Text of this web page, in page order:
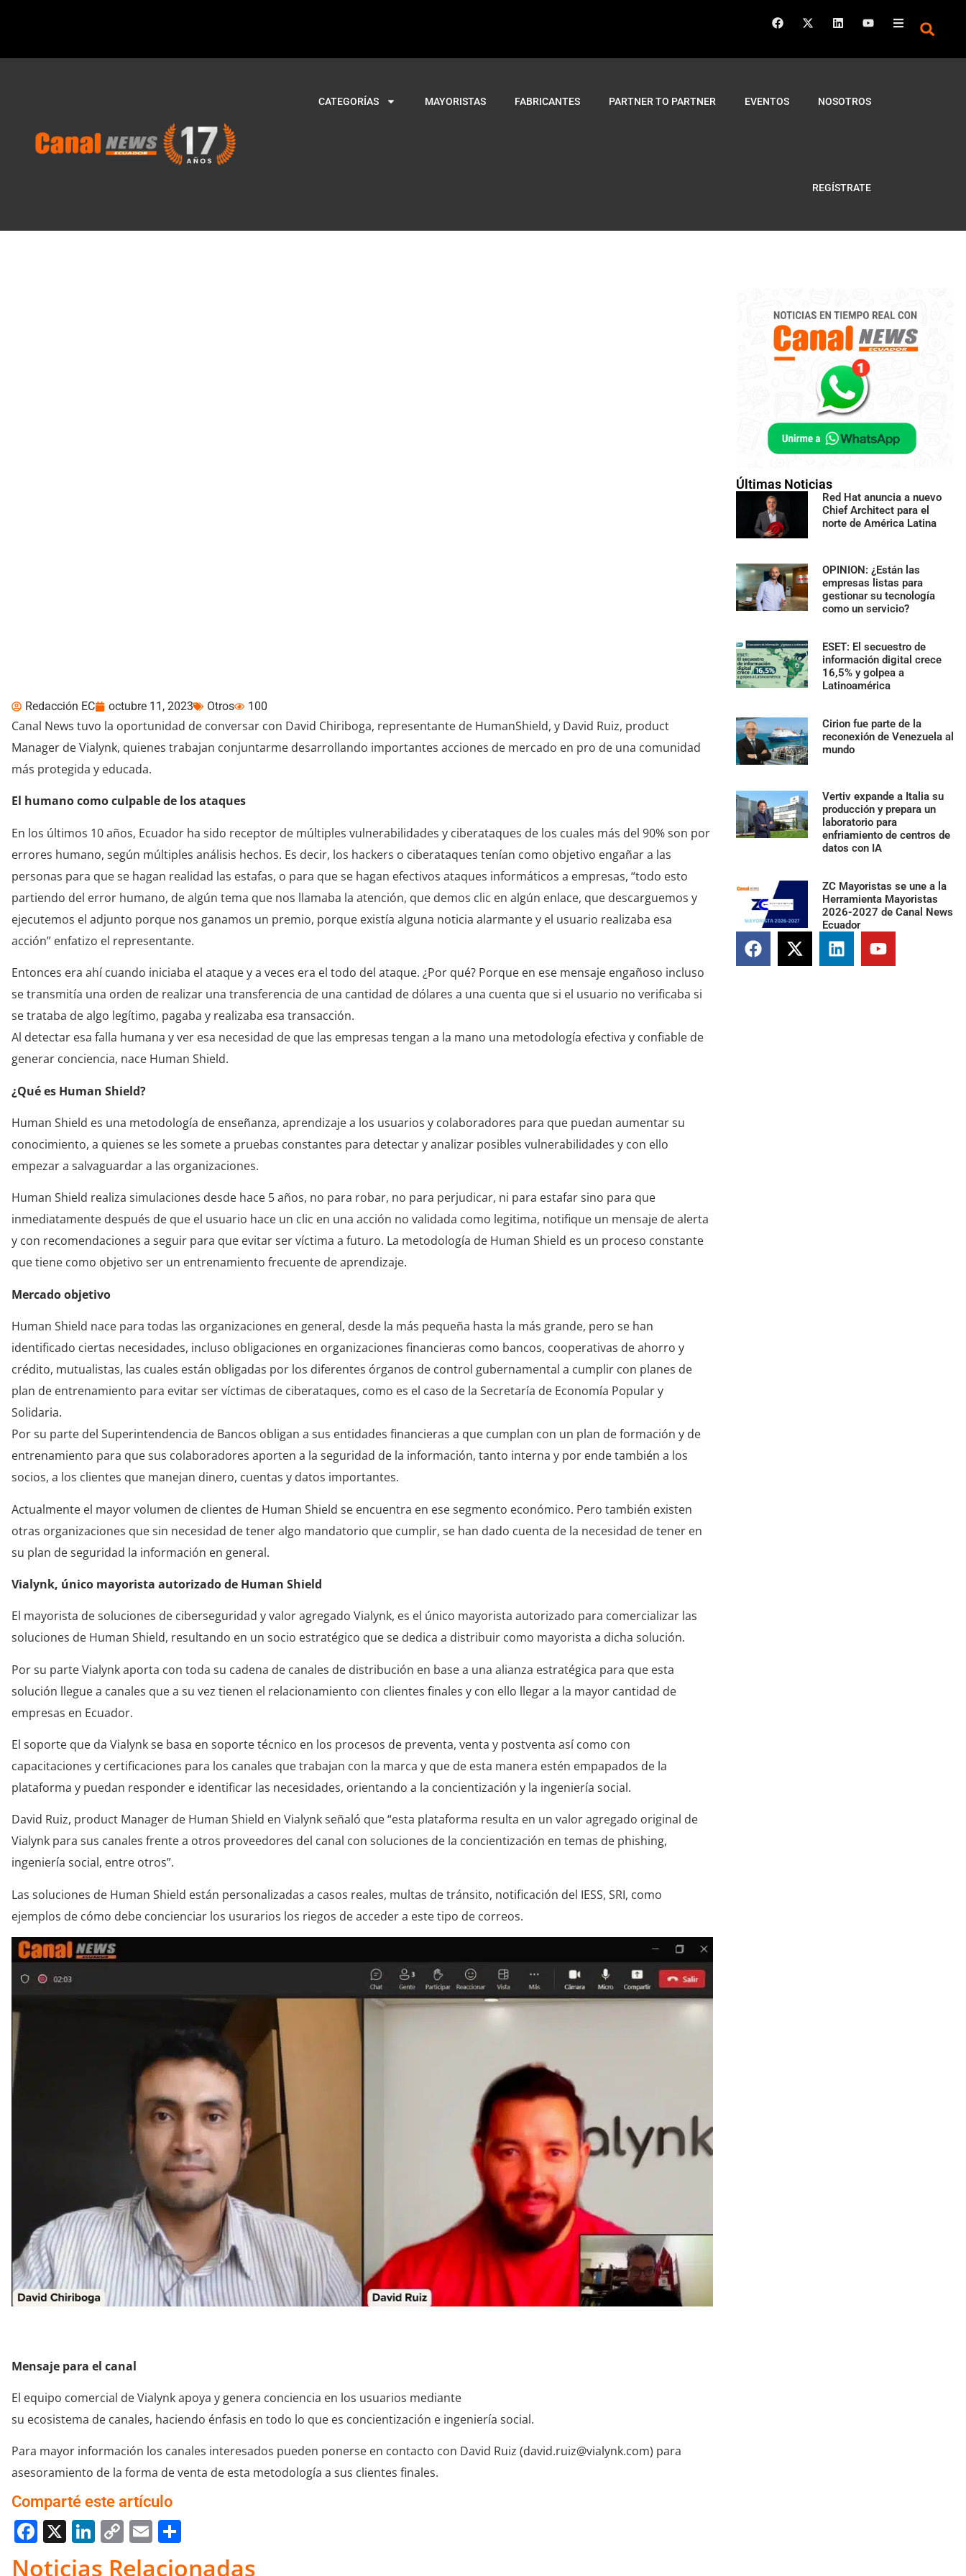
CATEGORÍAS MAYORISTAS FABRICANTES PARTNER TO PARTNER EVENTOS NOSOTROS
REGÍSTRATE
Últimas Noticias
Red Hat anuncia a nuevo
Chief Architect para el
norte de América Latina
OPINION: ¿Están las
empresas listas para
gestionar su tecnología
como un servicio?
ESET: El secuestro de
información digital crece
16,5% y golpea a
Latinoamérica
Cirion fue parte de la
reconexión de Venezuela al
mundo
Vertiv expande a Italia su
producción y prepara un
laboratorio para
enfriamiento de centros de
datos con IA
ZC Mayoristas se une a la
Herramienta Mayoristas
2026-2027 de Canal News
Ecuador
Redacción EC octubre 11, 2023 Otros 100
Canal News tuvo la oportunidad de conversar con David Chiriboga, representante de HumanShield, y David Ruiz, product
Manager de Vialynk, quienes trabajan conjuntarme desarrollando importantes acciones de mercado en pro de una comunidad
más protegida y educada.
El humano como culpable de los ataques
En los últimos 10 años, Ecuador ha sido receptor de múltiples vulnerabilidades y ciberataques de los cuales más del 90% son por
errores humano, según múltiples análisis hechos. Es decir, los hackers o ciberataques tenían como objetivo engañar a las
personas para que se hagan realidad las estafas, o para que se hagan efectivos ataques informáticos a empresas, “todo esto
partiendo del error humano, de algún tema que nos llamaba la atención, que demos clic en algún enlace, que descarguemos y
ejecutemos el adjunto porque nos ganamos un premio, porque existía alguna noticia alarmante y el usuario realizaba esa
acción” enfatizo el representante.
Entonces era ahí cuando iniciaba el ataque y a veces era el todo del ataque. ¿Por qué? Porque en ese mensaje engañoso incluso
se transmitía una orden de realizar una transferencia de una cantidad de dólares a una cuenta que si el usuario no verificaba si
se trataba de algo legítimo, pagaba y realizaba esa transacción.
Al detectar esa falla humana y ver esa necesidad de que las empresas tengan a la mano una metodología efectiva y confiable de
generar conciencia, nace Human Shield.
¿Qué es Human Shield?
Human Shield es una metodología de enseñanza, aprendizaje a los usuarios y colaboradores para que puedan aumentar su
conocimiento, a quienes se les somete a pruebas constantes para detectar y analizar posibles vulnerabilidades y con ello
empezar a salvaguardar a las organizaciones.
Human Shield realiza simulaciones desde hace 5 años, no para robar, no para perjudicar, ni para estafar sino para que
inmediatamente después de que el usuario hace un clic en una acción no validada como legitima, notifique un mensaje de alerta
y con recomendaciones a seguir para que evitar ser víctima a futuro. La metodología de Human Shield es un proceso constante
que tiene como objetivo ser un entrenamiento frecuente de aprendizaje.
Mercado objetivo
Human Shield nace para todas las organizaciones en general, desde la más pequeña hasta la más grande, pero se han
identificado ciertas necesidades, incluso obligaciones en organizaciones financieras como bancos, cooperativas de ahorro y
crédito, mutualistas, las cuales están obligadas por los diferentes órganos de control gubernamental a cumplir con planes de
plan de entrenamiento para evitar ser víctimas de ciberataques, como es el caso de la Secretaría de Economía Popular y
Solidaria.
Por su parte del Superintendencia de Bancos obligan a sus entidades financieras a que cumplan con un plan de formación y de
entrenamiento para que sus colaboradores aporten a la seguridad de la información, tanto interna y por ende también a los
socios, a los clientes que manejan dinero, cuentas y datos importantes.
Actualmente el mayor volumen de clientes de Human Shield se encuentra en ese segmento económico. Pero también existen
otras organizaciones que sin necesidad de tener algo mandatorio que cumplir, se han dado cuenta de la necesidad de tener en
su plan de seguridad la información en general.
Vialynk, único mayorista autorizado de Human Shield
El mayorista de soluciones de ciberseguridad y valor agregado Vialynk, es el único mayorista autorizado para comercializar las
soluciones de Human Shield, resultando en un socio estratégico que se dedica a distribuir como mayorista a dicha solución.
Por su parte Vialynk aporta con toda su cadena de canales de distribución en base a una alianza estratégica para que esta
solución llegue a canales que a su vez tienen el relacionamiento con clientes finales y con ello llegar a la mayor cantidad de
empresas en Ecuador.
El soporte que da Vialynk se basa en soporte técnico en los procesos de preventa, venta y postventa así como con
capacitaciones y certificaciones para los canales que trabajan con la marca y que de esta manera estén empapados de la
plataforma y puedan responder e identificar las necesidades, orientando a la concientización y la ingeniería social.
David Ruiz, product Manager de Human Shield en Vialynk señaló que “esta plataforma resulta en un valor agregado original de
Vialynk para sus canales frente a otros proveedores del canal con soluciones de la concientización en temas de phishing,
ingeniería social, entre otros”.
Las soluciones de Human Shield están personalizadas a casos reales, multas de tránsito, notificación del IESS, SRI, como
ejemplos de cómo debe concienciar los usurarios los riegos de acceder a este tipo de correos.
Mensaje para el canal
El equipo comercial de Vialynk apoya y genera conciencia en los usuarios mediante
su ecosistema de canales, haciendo énfasis en todo lo que es concientización e ingeniería social.
Para mayor información los canales interesados pueden ponerse en contacto con David Ruiz (david.ruiz@vialynk.com) para
asesoramiento de la forma de venta de esta metodología a sus clientes finales.
Comparté este artículo
Facebook
X LinkedIn
Copy
Link
Email
Noticias Relacionadas